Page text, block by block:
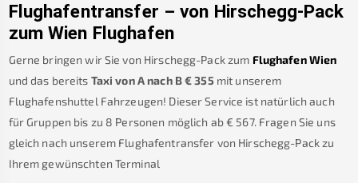
Flughafentransfer – von Hirschegg-Pack
zum Wien Flughafen
Gerne bringen wir Sie von Hirschegg-Packzum Flughafen Wien
und das bereits Taxi von A nach B€355 mit unserem
Flughafenshuttel Fahrzeugen! Dieser Service ist natürlich auch
für Gruppen bis zu 8 Personen möglich ab € 567. Fragen Sie uns
gleich nach unserem Flughafentransfer von Hirschegg-Packzu
Ihrem gewünschten Terminal